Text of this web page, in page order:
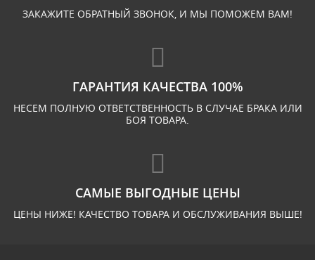
ЗАКАЖИТЕ ОБРАТНЫЙ ЗВОНОК, И МЫ ПОМОЖЕМ ВАМ!
ГАРАНТИЯ КАЧЕСТВА 100%
НЕСЕМ ПОЛНУЮ ОТВЕТСТВЕННОСТЬ В СЛУЧАЕ БРАКА ИЛИ
БОЯ ТОВАРА.
САМЫЕ ВЫГОДНЫЕ ЦЕНЫ
ЦЕНЫ НИЖЕ! КАЧЕСТВО ТОВАРА И ОБСЛУЖИВАНИЯ ВЫШЕ!